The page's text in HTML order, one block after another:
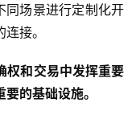
同场景进行定制化开
接。
权和交易中发挥重要
的基础设施。